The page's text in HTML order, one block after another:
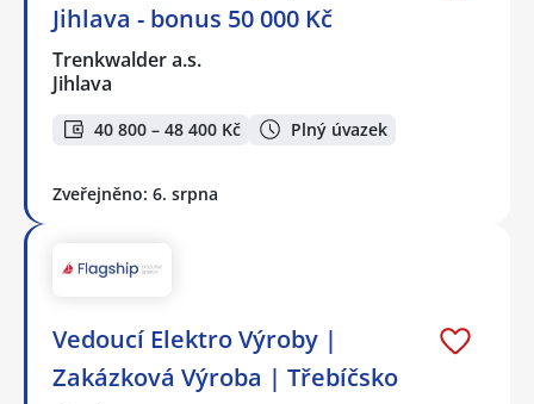
Jihlava - bonus 50 000 Kč
Trenkwalder a.s.
Jihlava
40 800 – 48 400 Kč Plný úvazek
Zveřejněno: 6. srpna
Vedoucí Elektro Výroby |
Zakázková Výroba | Třebíčsko